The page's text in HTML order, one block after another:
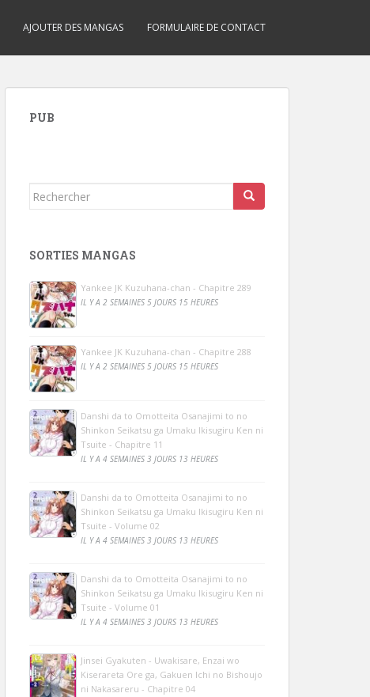
AJOUTER DES MANGAS FORMULAIRE DE CONTACT
PUB
Rechercher...
SORTIES MANGAS
Yankee JK Kuzuhana-chan - Chapitre 289
IL Y A 2 SEMAINES 5 JOURS 15 HEURES
Yankee JK Kuzuhana-chan - Chapitre 288
IL Y A 2 SEMAINES 5 JOURS 15 HEURES
Danshi da to Omotteita Osanajimi to no
Shinkon Seikatsu ga Umaku Ikisugiru Ken ni
Tsuite - Chapitre 11
IL Y A 4 SEMAINES 3 JOURS 13 HEURES
Danshi da to Omotteita Osanajimi to no
Shinkon Seikatsu ga Umaku Ikisugiru Ken ni
Tsuite - Volume 02
IL Y A 4 SEMAINES 3 JOURS 13 HEURES
Danshi da to Omotteita Osanajimi to no
Shinkon Seikatsu ga Umaku Ikisugiru Ken ni
Tsuite - Volume 01
IL Y A 4 SEMAINES 3 JOURS 13 HEURES
Jinsei Gyakuten - Uwakisare, Enzai wo
Kiserareta Ore ga, Gakuen Ichi no Bishoujo
ni Nakasareru - Chapitre 04